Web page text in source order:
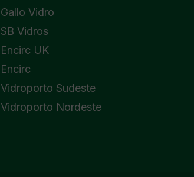
Gallo Vidro
SB Vidros
Encirc UK
Encirc
Vidroporto Sudeste
Vidroporto Nordeste